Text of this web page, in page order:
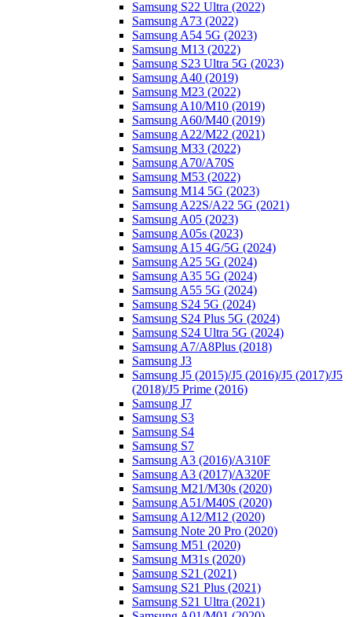
Samsung S22 Ultra (2022)
Samsung A73 (2022)
Samsung A54 5G (2023)
Samsung M13 (2022)
Samsung S23 Ultra 5G (2023)
Samsung A40 (2019)
Samsung M23 (2022)
Samsung A10/M10 (2019)
Samsung A60/M40 (2019)
Samsung A22/M22 (2021)
Samsung M33 (2022)
Samsung A70/A70S
Samsung M53 (2022)
Samsung M14 5G (2023)
Samsung A22S/A22 5G (2021)
Samsung A05 (2023)
Samsung A05s (2023)
Samsung A15 4G/5G (2024)
Samsung A25 5G (2024)
Samsung A35 5G (2024)
Samsung A55 5G (2024)
Samsung S24 5G (2024)
Samsung S24 Plus 5G (2024)
Samsung S24 Ultra 5G (2024)
Samsung A7/A8Plus (2018)
Samsung J3
Samsung J5 (2015)/J5 (2016)/J5 (2017)/J5
(2018)/J5 Prime (2016)
Samsung J7
Samsung S3
Samsung S4
Samsung S7
Samsung A3 (2016)/A310F
Samsung A3 (2017)/A320F
Samsung M21/M30s (2020)
Samsung A51/M40S (2020)
Samsung A12/M12 (2020)
Samsung Note 20 Pro (2020)
Samsung M51 (2020)
Samsung M31s (2020)
Samsung S21 (2021)
Samsung S21 Plus (2021)
Samsung S21 Ultra (2021)